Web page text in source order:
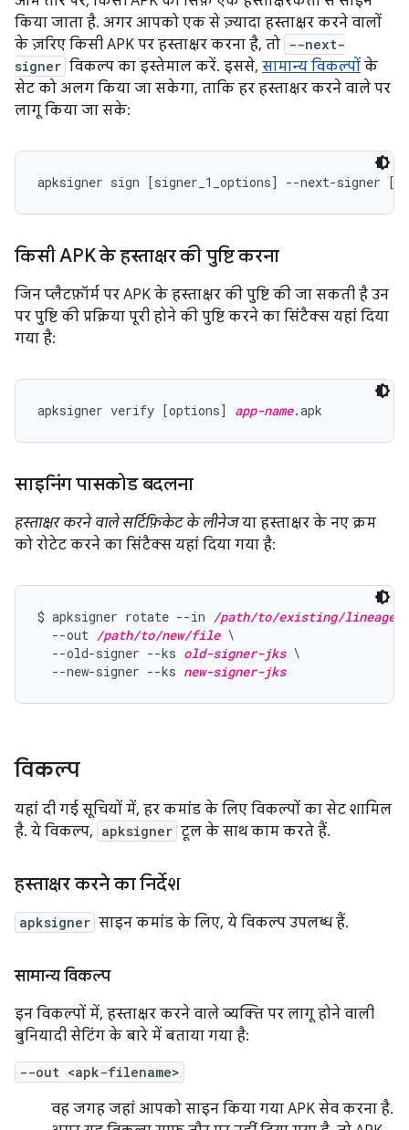
किया जाता है. अगर आपको एक से ज़्यादा हस्ताक्षर करने वालों
के ज़रिए किसी APK पर हस्ताक्षर करना है, तो --next-
signer विकल्प का इस्तेमाल करें. इससे, सामान्य विकल्पों के
सेट को अलग किया जा सकेगा, ताकि हर हस्ताक्षर करने वाले पर
लागू किया जा सके:
apksigner sign [signer_1_options] --next-signer
किसी APK के हस्ताक्षर की पुष्टि करना
जिन प्लैटफ़ॉर्म पर APK के हस्ताक्षर की पुष्टि की जा सकती है उन
पर पुष्टि की प्रक्रिया पूरी होने की पुष्टि करने का सिंटैक्स यहां दिया
गया है:
apksigner verify [options] app-name
साइनिंग पासकोड बदलना
हस्ताक्षर करने वाले सर्टिफ़िकेट के लीनेजया हस्ताक्षर के नए क्रम
को रोटेट करने का सिंटैक्स यहां दिया गया है:
$ apksigner rotate --in /path/to/existing/lineage
  --out
/path/to/new/file \
  --old-signer --ks
old-signer-jks \
  --new-signer --ks
new-signer-jks
विकल्प
यहां दी गई सूचियों में, हर कमांड के लिए विकल्पों का सेट शामिल
है. ये विकल्प, apksigner टूल के साथ काम करते हैं.
हस्ताक्षर करने का निर्देश
apksigner साइन कमांड के लिए, ये विकल्प उपलब्ध हैं.
सामान्य विकल्प
इन विकल्पों में, हस्ताक्षर करने वाले व्यक्ति पर लागू होने वाली
बुनियादी सेटिंग के बारे में बताया गया है:
--out <apk-filename>
वह जगह जहां आपको साइन किया गया APK सेव करना है.